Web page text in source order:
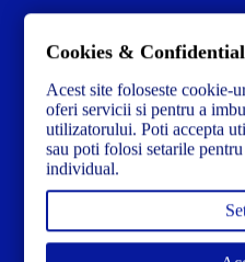
Contacteză-ne la:
Str. Dacia Nr 12
Cookies &
Acest site foloseste cookie-
oferi servicii si pentru a
utilizatorului. Poti accepta
sau poti folosi setarile
individual.